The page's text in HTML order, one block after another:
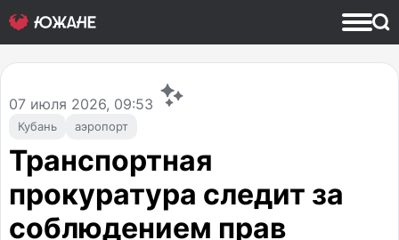
Кубань аэропорт
07 июля 2026, 09:53
Транспортная
прокуратура следит за
соблюдением прав